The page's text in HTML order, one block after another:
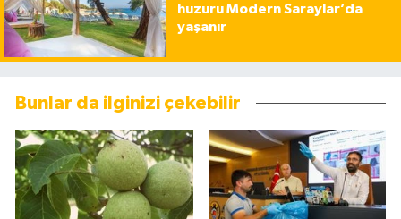
huzuru Modern Saraylar’da
yaşanır
Bunlar da ilginizi çekebilir